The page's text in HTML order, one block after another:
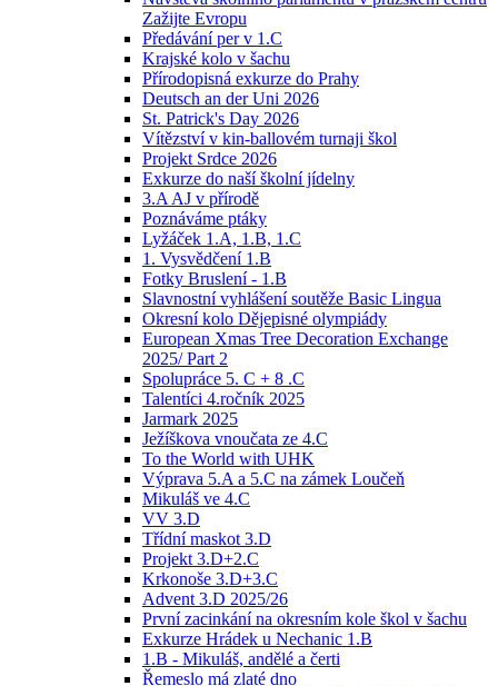
Zažijte Evropu
Předávání per v 1.C
Krajské kolo v šachu
Přírodopisná exkurze do Prahy
Deutsch an der Uni 2026
St. Patrick's Day 2026
Vítězství v kin-ballovém turnaji škol
Projekt Srdce 2026
Exkurze do naší školní jídelny
3.A AJ v přírodě
Poznáváme ptáky
Lyžáček 1.A, 1.B, 1.C
1. Vysvědčení 1.B
Fotky Bruslení - 1.B
Slavnostní vyhlášení soutěže Basic Lingua
Okresní kolo Dějepisné olympiády
European Xmas Tree Decoration Exchange
2025/ Part 2
Spolupráce 5. C + 8 .C
Talentíci 4.ročník 2025
Jarmark 2025
Ježíškova vnoučata ze 4.C
To the World with UHK
Výprava 5.A a 5.C na zámek Loučeň
Mikuláš ve 4.C
VV 3.D
Třídní maskot 3.D
Projekt 3.D+2.C
Krkonoše 3.D+3.C
Advent 3.D 2025/26
První zacinkání na okresním kole škol v šachu
Exkurze Hrádek u Nechanic 1.B
1.B - Mikuláš, andělé a čerti
Řemeslo má zlaté dno